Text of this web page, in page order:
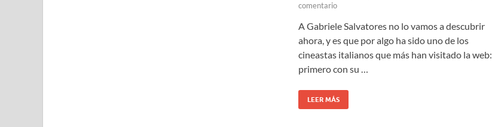
comentario
A Gabriele Salvatores no lo vamos a descubrir
ahora, y es que por algo ha sido uno de los
cineastas italianos que más han visitado la web:
primero con su …
LEER MÁS